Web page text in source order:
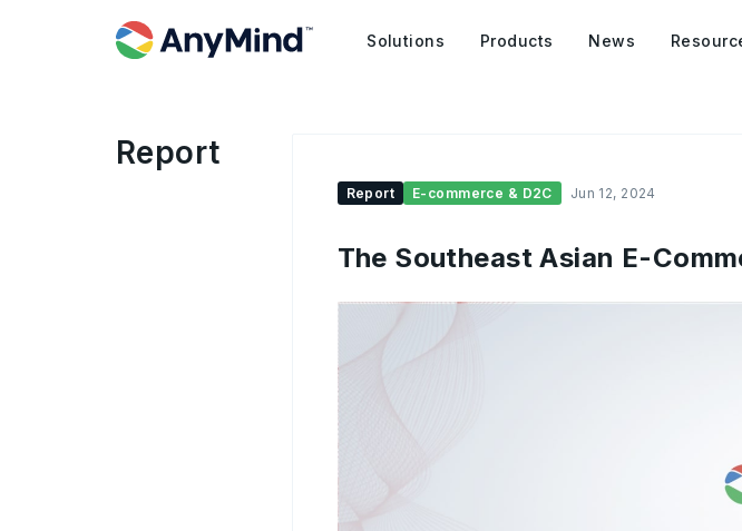
Solutions Products News
Report
Report E-commerce & D2C Jun 12, 2024
The Southeast Asian E-